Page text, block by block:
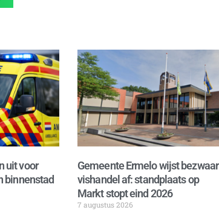
uit voor
binnenstad
Gemeente Ermelo wijst bezwaar
vishandel af: standplaats op
Markt stopt eind 2026
7 augustus 2026